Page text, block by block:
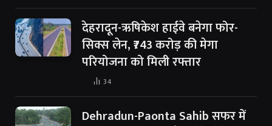
देहरादून-ऋषिकेश हाईवे बनेगा फोर-
सिक्स लेन, ₹743 करोड़ की मेगा
परियोजना को मिली रफ्तार
34
Dehradun-Paonta Sahib सफर में